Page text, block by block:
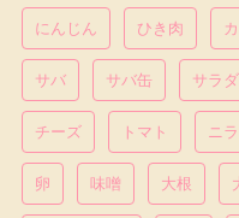
にんじん ひき肉
サバ サバ缶 サラダ
チーズ トマト ニラ
卵 味噌 大根